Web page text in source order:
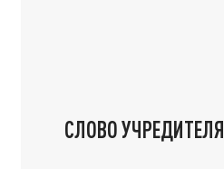
СЛОВО УЧРЕДИТЕЛЯ